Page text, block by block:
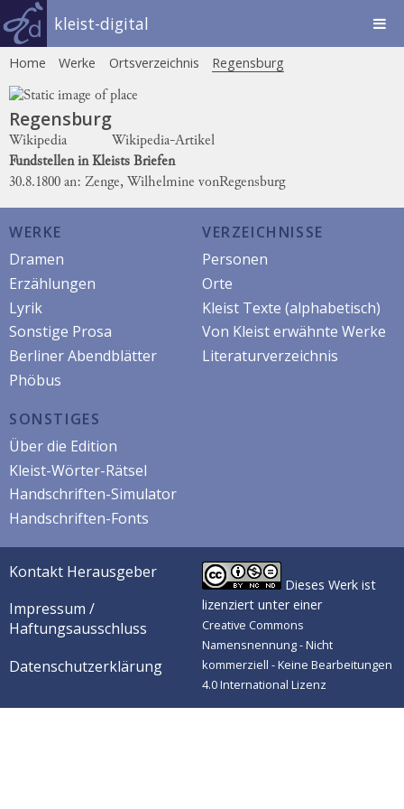
kleist-digital
Home Werke Ortsverzeichnis Regensburg
Regensburg
Wikipedia
Wikipedia-Artikel
Fundstellen in Kleists Briefen
30.8.1800 an: Zenge, Wilhelmine vonRegensburg
WERKE
Dramen
Erzählungen
Lyrik
Sonstige Prosa
Berliner Abendblätter
Phöbus
VERZEICHNISSE
Personen
Orte
Kleist Texte (alphabetisch)
Von Kleist erwähnte Werke
Literaturverzeichnis
SONSTIGES
Über die Edition
Kleist-Wörter-Rätsel
Handschriften-Simulator
Handschriften-Fonts
Kontakt Herausgeber
Impressum /
Haftungsausschluss
Datenschutzerklärung
Dieses Werk ist
lizenziert unter einer
Creative Commons
Namensnennung - Nicht
kommerziell - Keine Bearbeitungen
4.0 International Lizenz